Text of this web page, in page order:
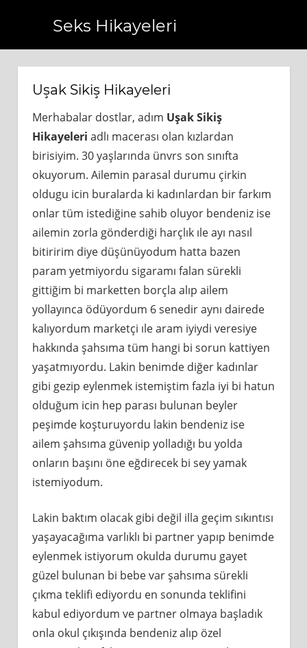
Seks Hikayeleri
Uşak Sikiş Hikayeleri
Merhabalar dostlar, adım Uşak Sikiş
Hikayeleri adlı macerası olan kızlardan
birisiyim. 30 yaşlarında ünvrs son sınıfta
okuyorum. Ailemin parasal durumu çirkin
oldugu icin buralarda ki kadınlardan bir farkım
onlar tüm istediğine sahib oluyor bendeniz ise
ailemin zorla gönderdiği harçlık ıle ayı nasıl
bitiririm diye düşünüyodum hatta bazen
param yetmiyordu sigaramı falan sürekli
gittiğim bi marketten borçla alıp ailem
yollayınca ödüyordum 6 senedir aynı dairede
kalıyordum marketçi ıle aram iyiydi veresiye
hakkında şahsıma tüm hangi bi sorun kattiyen
yaşatmıyordu. Lakin benimde diğer kadınlar
gibi gezip eylenmek istemiştim fazla iyi bi hatun
olduğum icin hep parası bulunan beyler
peşimde koşturuyordu lakin bendeniz ise
ailem şahsıma güvenip yolladığı bu yolda
onların başını öne eğdirecek bi sey yamak
istemiyodum.
Lakin baktım olacak gibi değil illa geçim sıkıntısı
yaşayacağıma varlıklı bi partner yapıp benimde
eylenmek istiyorum okulda durumu gayet
güzel bulunan bi bebe var şahsıma sürekli
çıkma teklifi ediyordu en sonunda teklifini
kabul ediyordum ve partner olmaya başladık
onla okul çıkışında bendeniz alıp özel